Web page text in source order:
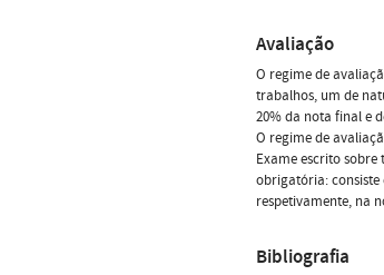
Avaliação
O regime de
trabalhos, um de
20% da nota final e
O regime de
Exame escrito
obrigatória: consiste
respetivamente, na
Bibliografia